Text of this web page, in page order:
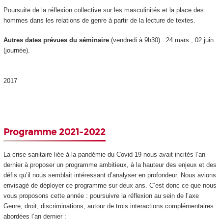
Poursuite de la réflexion collective sur les masculinités et la place des
hommes dans les relations de genre à partir de la lecture de textes.
Autres dates prévues du séminaire (vendredi à 9h30) : 24 mars ; 02 juin
(journée).
2017
Programme 2021-2022
La crise sanitaire liée à la pandémie du Covid-19 nous avait incités l’an
dernier à proposer un programme ambitieux, à la hauteur des enjeux et des
défis qu’il nous semblait intéressant d’analyser en profondeur. Nous avions
envisagé de déployer ce programme sur deux ans. C’est donc ce que nous
vous proposons cette année : poursuivre la réflexion au sein de l’axe
Genre, droit, discriminations, autour de trois interactions complémentaires
abordées l’an dernier :